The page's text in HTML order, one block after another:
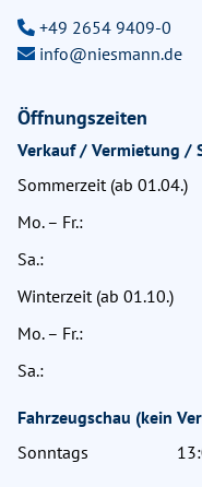
+49 2654 9409-0
info@niesmann.de
Öffnungszeiten
Verkauf / Vermietung /
Sommerzeit (ab 01.04.)
Mo. – Fr.:
Sa.:
Winterzeit (ab 01.10.)
Mo. – Fr.:
Sa.:
Fahrzeugschau (kein
Sonntags